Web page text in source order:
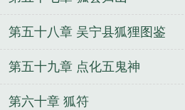
第五十八章 吴宁县狐狸图鉴
第五十九章 点化五鬼神
第六十章 狐符